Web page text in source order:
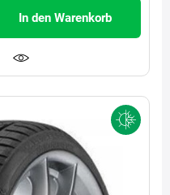
In den Warenkorb